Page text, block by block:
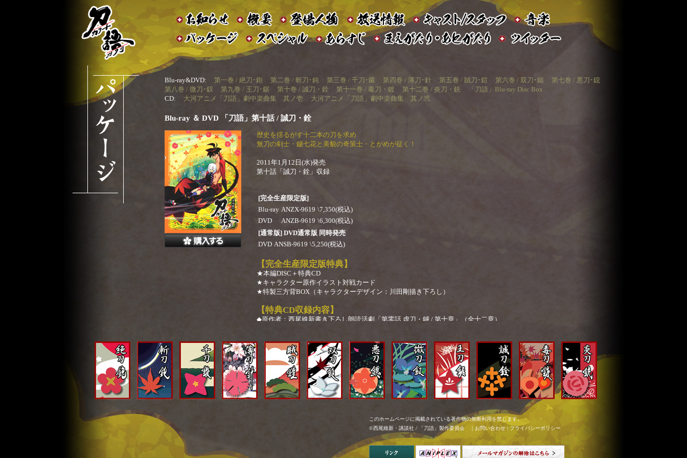
Blu-ray&DVD: 第一巻 / 絶刀･鉋 第二巻 / 斬刀･鈍 第三巻 / 千刀･鎩 第四巻 / 薄刀･針 第五巻 / 賊刀･鎧 第六巻 / 双刀･鎚
第七巻 / 悪刀･鐚
第八巻 / 微刀･釵
第九巻 / 王刀･鋸 第十巻 / 誠刀・銓 第十一巻 / 毒刀・鍍 第十二巻 / 炎刀・銃
「刀語」Blu-ray Disc Box
CD:
大河アニメ「刀語」劇中楽曲集 其ノ壱 大河アニメ「刀語」劇中楽曲集 其ノ弐
Blu-ray ＆ DVD 「刀語」第十話 / 誠刀・銓
歴史を揺るがす十二本の刀を求め
無刀の剣士・鑢七花と美貌の奇策士・とがめが征く！
2011年1月12日(水)発売
第十話「誠刀・銓」収録
[完全生産限定版]
Blu-ray ANZX-9619 \7,350(税込)
DVD
ANZB-9619 \6,300(税込)
[通常版] DVD通常版 同時発売
DVD ANSB-9619 \5,250(税込)
【完全生産限定版特典】
★本編DISC＋特典CD
★キャラクター原作イラスト対戦カード
★特製三方背BOX（キャラクターデザイン：川田剛描き下ろし）
【特典CD収録内容】
◆原作者：西尾維新書き下ろし朗読活劇「第零話 虚刀・鑢 / 第十章」（全十二章）
脚本：西尾維新
朗読：伊東みやこ（彼我木輪廻 役）
◆誠刀・銓エンディングテーマ「否、と姫は全てを語らず /歌：否定姫（CV：戸松遥）」フルバージョン
◆あとがたり完全版
このホームページに掲載されている著作物の無断利用を禁じます。
©西尾維新・講談社 / 「刀語」製作委員会 ｜ お問い合わせ | プライバシーポリシー